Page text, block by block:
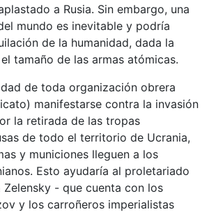
a Rusia. Sin embargo, una
mundo es inevitable y podría
de la humanidad, dada la
tamaño de las armas atómicas.
de toda organización obrera
manifestarse contra la invasión
la retirada de las tropas
de todo el territorio de Ucrania,
y municiones lleguen a los
Esto ayudaría al proletariado
- que cuenta con los
y los carroñeros imperialistas